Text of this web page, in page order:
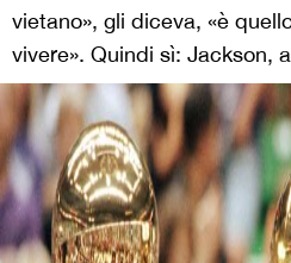
vietano», gli diceva, «è
vivere». Quindi sì: Jackson,